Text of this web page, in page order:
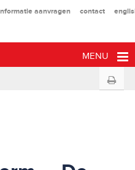
aanvragen contact
MENU